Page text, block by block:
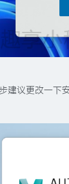
建议更改一下